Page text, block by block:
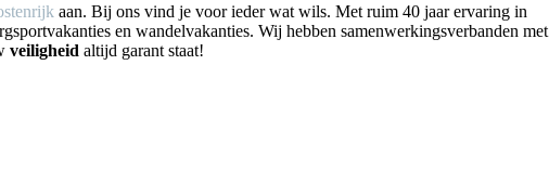
aan. Bij ons vind je voor ieder wat wils. Met ruim 40 jaar ervaring in
en wandelvakanties. Wij hebben samenwerkingsverbanden met
veiligheid altijd garant staat!